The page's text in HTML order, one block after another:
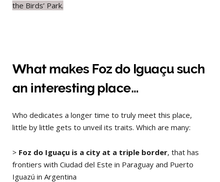
the Birds’ Park.
What makes Foz do Iguaçu such
an interesting place…
Who dedicates a longer time to truly meet this place,
little by little gets to unveil its traits. Which are many:
> Foz do Iguaçu is a city at a triple border, that has
frontiers with Ciudad del Este in Paraguay and Puerto
Iguazú in Argentina